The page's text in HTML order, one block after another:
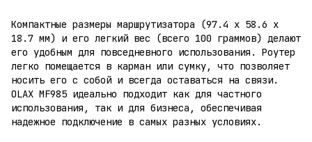
Компактные размеры маршрутизатора (97.4 х 58.6 х
18.7 мм) и его легкий вес (всего 100 граммов) делают
его удобным для повседневного использования. Роутер
легко помещается в карман или сумку, что позволяет
носить его с собой и всегда оставаться на связи.
OLAX MF985 идеально подходит как для частного
использования, так и для бизнеса, обеспечивая
надежное подключение в самых разных условиях.